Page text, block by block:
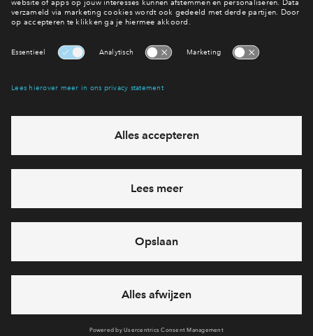
Bekijk het aanbod
Interesse? Meld je dan snel aan
Hiermee blijf je op de hoogte van het belangrijkste nieuws en
Ja, ik wil mij aanmelden
Heb je een vraag en wil je direct antwoord? Bel ons op
712 26 37
feestdagen)
vandaag gesloten, maandag zijn we vanaf
09:00 uur weer
bereikbaar